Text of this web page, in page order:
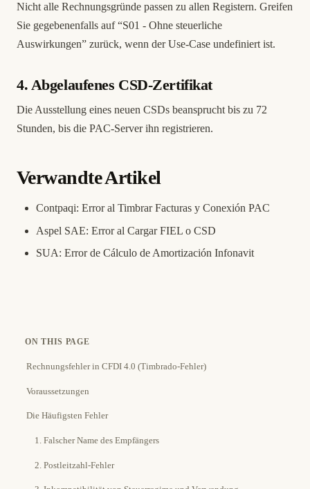
Nicht alle Rechnungsgründe passen zu allen Registern. Greifen
Sie gegebenenfalls auf “S01 - Ohne steuerliche
Auswirkungen” zurück, wenn der Use-Case undefiniert ist.
4. Abgelaufenes CSD-Zertifikat
Die Ausstellung eines neuen CSDs beansprucht bis zu 72
Stunden, bis die PAC-Server ihn registrieren.
Verwandte Artikel
Contpaqi: Error al Timbrar Facturas y Conexión PAC
Aspel SAE: Error al Cargar FIEL o CSD
SUA: Error de Cálculo de Amortización Infonavit
ON THIS PAGE
Rechnungsfehler in CFDI 4.0 (Timbrado-Fehler)
Voraussetzungen
Die Häufigsten Fehler
1. Falscher Name des Empfängers
2. Postleitzahl-Fehler